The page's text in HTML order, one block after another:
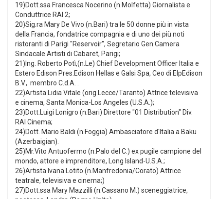
19)Dott.ssa Francesca Nocerino (n.Molfetta) Giornalista e
Conduttrice RAI 2;
20)Sig.ra Mary De Vivo (n.Bari) tra le 50 donne più in vista
della Francia, fondatrice compagnia e di uno dei più noti
ristoranti di Parigi "Reservoir", Segretario Gen.Camera
Sindacale Artisti di Cabaret, Parigi;
21)Ing. Roberto Potì,(n.Le) Chief Development Officer Italia e
Estero Edison Pres.Edison Hellas e Galsi Spa, Ceo di ElpEdison
B.V., membro C.d.A. .
22)Artista Lidia Vitale (orig.Lecce/Taranto) Attrice televisiva
e cinema, Santa Monica-Los Angeles (U.S.A.);
23)Dott.Luigi Lonigro (n.Bari) Direttore "01 Distribution" Div.
RAI Cinema;
24)Dott. Mario Baldi (n.Foggia) Ambasciatore d'Italia a Baku
(Azerbaigian).
25)Mr.Vito Antuofermo (n.Palo del C.) ex pugile campione del
mondo, attore e imprenditore, Long Island-U.S.A.;
26)Artista Ivana Lotito (n.Manfredonia/Corato) Attrice
teatrale, televisiva e cinema;)
27)Dott.ssa Mary Mazzilli (n.Cassano M.) sceneggiatrice,